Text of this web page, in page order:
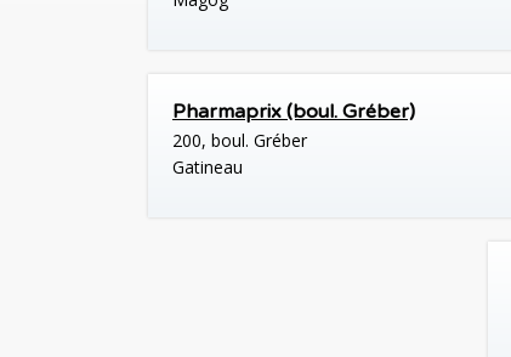
Pharmaprix (boul. Gréber)
200, boul. Gréber
Gatineau